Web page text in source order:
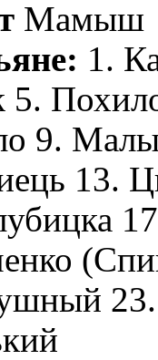
Мамыш
1.
5.
9.
13.